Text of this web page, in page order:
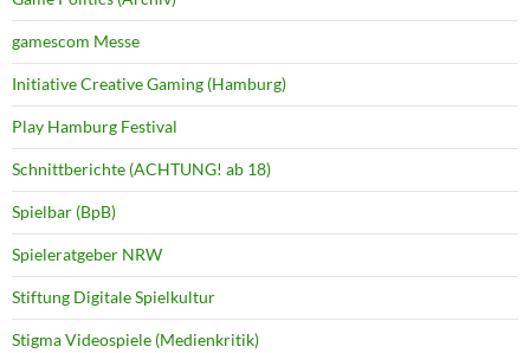
gamescom Messe
Initiative Creative Gaming (Hamburg)
Play Hamburg Festival
Schnittberichte (ACHTUNG! ab 18)
Spielbar (BpB)
Spieleratgeber NRW
Stiftung Digitale Spielkultur
Stigma Videospiele (Medienkritik)